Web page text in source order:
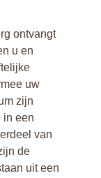
ontvangt
u en
uw
zijn
in een
van
de
uit een